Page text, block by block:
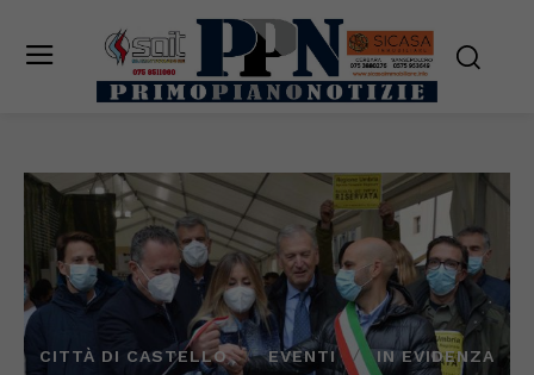
CITTÀ DI CASTELLO EVENTI IN EVIDENZA